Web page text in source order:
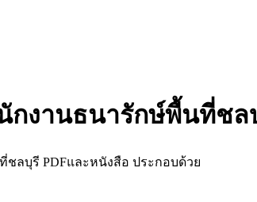
กงานธนารักษ์พื้นที่ชล
ลบุรี PDFและหนังสือ ประกอบด้วย